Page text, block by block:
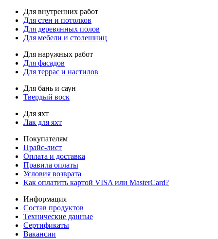
Для внутренних работ
Для стен и потолков
Для деревянных полов
Для мебели и столешниц
Для наружных работ
Для фасадов
Для террас и настилов
Для бань и саун
Твердый воск
Для яхт
Лак для яхт
Покупателям
Прайс-лист
Оплата и доставка
Правила оплаты
Условия возврата
Как оплатить картой VISA или MasterCard?
Информация
Состав продуктов
Технические данные
Сертификаты
Вакансии